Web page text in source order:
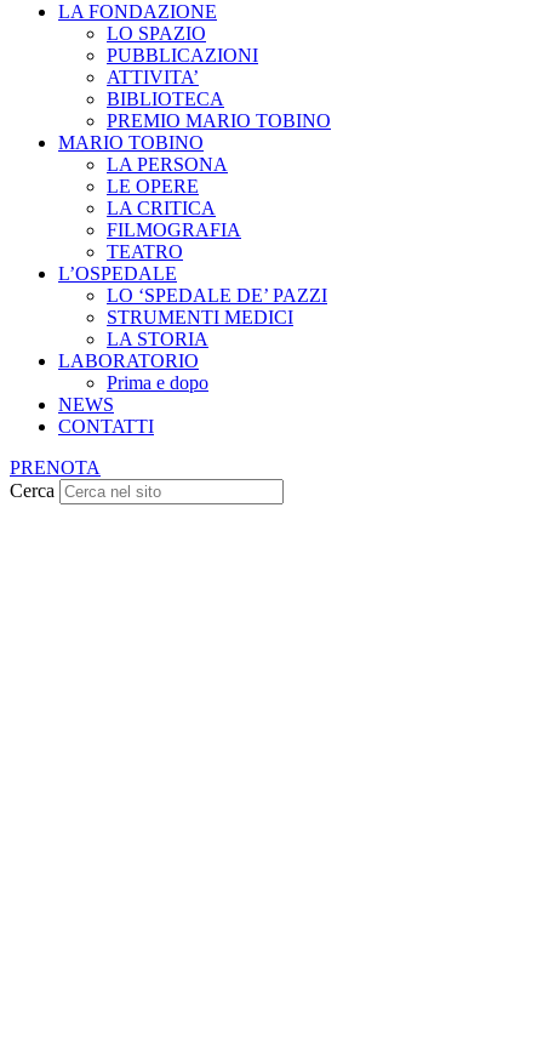
LA FONDAZIONE
LO SPAZIO
PUBBLICAZIONI
ATTIVITA’
BIBLIOTECA
PREMIO MARIO TOBINO
MARIO TOBINO
LA PERSONA
LE OPERE
LA CRITICA
FILMOGRAFIA
TEATRO
L’OSPEDALE
LO ‘SPEDALE DE’ PAZZI
STRUMENTI MEDICI
LA STORIA
LABORATORIO
Prima e dopo
NEWS
CONTATTI
PRENOTA
Cerca